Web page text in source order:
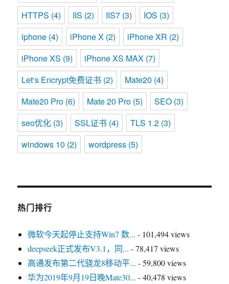
HTTPS (4) IIS (2) IIS7 (3) IOS (3)
iphone (4) iPhone X (2) iPhone XR (2)
iPhone XS (9) iPhone XS MAX (7)
Let‘s Encrypt免费证书 (2) Mate20 (4)
Mate20 Pro (6) Mate 20 Pro (5) SEO (3)
seo优化 (3) SSL证书 (4) TLS 1.2 (3)
windows 10 (2) wordpress (5)
热门排行
微软今天起停止支持Win7 数... - 101,494 views
deepseek正式发布V3.1，同... - 78,417 views
高通发布第二代骁龙8移动平... - 59,800 views
华为2019年9月19日晚Mate30... - 40,478 views